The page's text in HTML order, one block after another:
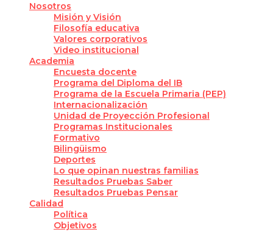
Nosotros
Misión y Visión
Filosofía educativa
Valores corporativos
Video institucional
Academia
Encuesta docente
Programa del Diploma del IB
Programa de la Escuela Primaria (PEP)
Internacionalización
Unidad de Proyección Profesional
Programas Institucionales
Formativo
Bilingüismo
Deportes
Lo que opinan nuestras familias
Resultados Pruebas Saber
Resultados Pruebas Pensar
Calidad
Política
Objetivos